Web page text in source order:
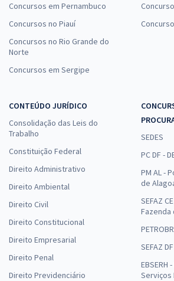
Concursos em Pernambuco
Concursos no Piauí
Concursos no Rio Grande do
Norte
Concursos em Sergipe
CONTEÚDO JURÍDICO
Consolidação das Leis do
Trabalho
Constituição Federal
Direito Administrativo
Direito Ambiental
Direito Civil
Direito Constitucional
Direito Empresarial
Direito Penal
Direito Previdenciário
SEDES
PC DF -
PM AL -
de
SEFAZ
Fazenda
SEFAZ DF
EBSERH
Serviços